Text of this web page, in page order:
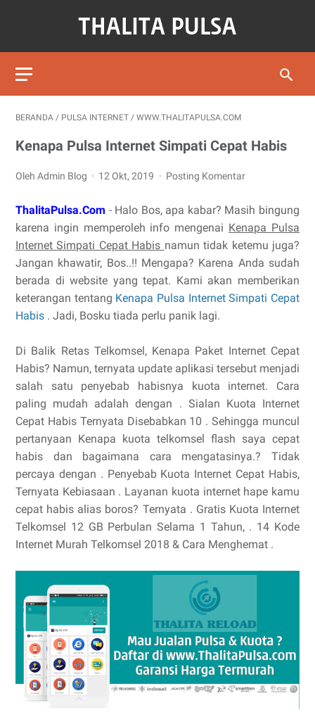
BERANDA / PULSA INTERNET / WWW.THALITAPULSA.COM
Kenapa Pulsa Internet Simpati Cepat Habis
Oleh Admin Blog 12 Okt, 2019 Posting Komentar
ThalitaPulsa.Com - Halo Bos, apa kabar? Masih bingung
karena ingin memperoleh info mengenai Kenapa Pulsa
Internet Simpati Cepat Habis namun tidak ketemu juga?
Jangan khawatir, Bos..!! Mengapa? Karena Anda sudah
berada di website yang tepat. Kami akan memberikan
keterangan tentang Kenapa Pulsa Internet Simpati Cepat
Habis . Jadi, Bosku tiada perlu panik lagi.
Di Balik Retas Telkomsel, Kenapa Paket Internet Cepat
Habis? Namun, ternyata update aplikasi tersebut menjadi
salah satu penyebab habisnya kuota internet. Cara
paling mudah adalah dengan . Sialan Kuota Internet
Cepat Habis Ternyata Disebabkan 10 . Sehingga muncul
pertanyaan Kenapa kuota telkomsel flash saya cepat
habis dan bagaimana cara mengatasinya.? Tidak
percaya dengan . Penyebab Kuota Internet Cepat Habis,
Ternyata Kebiasaan . Layanan kuota internet hape kamu
cepat habis alias boros? Ternyata . Gratis Kuota Internet
Telkomsel 12 GB Perbulan Selama 1 Tahun, . 14 Kode
Internet Murah Telkomsel 2018 & Cara Menghemat .